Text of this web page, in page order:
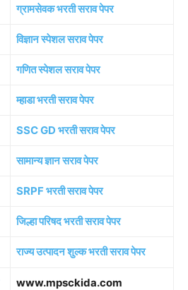
ग्रामसेवक भरती सराव पेपर
विज्ञान स्पेशल सराव पेपर
गणित स्पेशल सराव पेपर
म्हाडा भरती सराव पेपर
SSC GD भरती सराव पेपर
सामान्य ज्ञान सराव पेपर
SRPF भरती सराव पेपर
जिल्हा परिषद भरती सराव पेपर
राज्य उत्पादन शुल्क भरती सराव पेपर
www.mpsckida.com